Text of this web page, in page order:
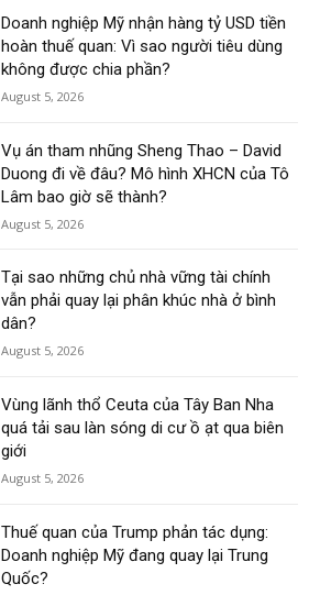
Doanh nghiệp Mỹ nhận hàng tỷ USD tiền
hoàn thuế quan: Vì sao người tiêu dùng
không được chia phần?
August 5, 2026
Vụ án tham nhũng Sheng Thao – David
Duong đi về đâu? Mô hình XHCN của Tô
Lâm bao giờ sẽ thành?
August 5, 2026
Tại sao những chủ nhà vững tài chính
vẫn phải quay lại phân khúc nhà ở bình
dân?
August 5, 2026
Vùng lãnh thổ Ceuta của Tây Ban Nha
quá tải sau làn sóng di cư ồ ạt qua biên
giới
August 5, 2026
Thuế quan của Trump phản tác dụng:
Doanh nghiệp Mỹ đang quay lại Trung
Quốc?